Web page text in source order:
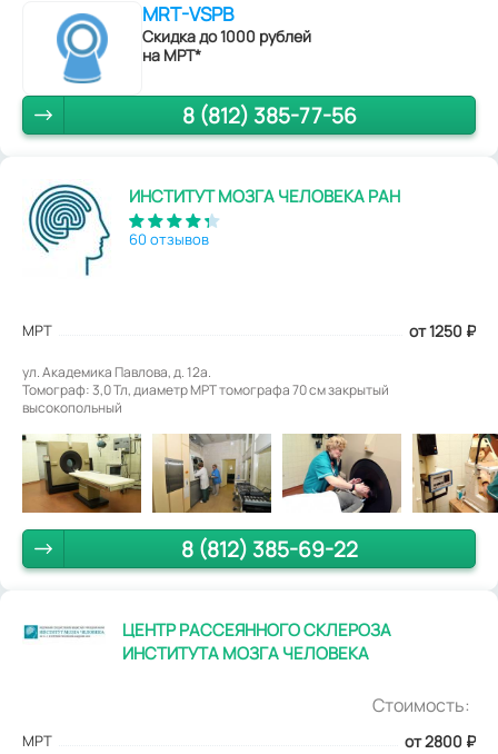
MRT-VSPB
Скидка до 1000 рублей
на МРТ*
8 (812) 385-77-56
ИНСТИТУТ МОЗГА ЧЕЛОВЕКА РАН
60 отзывов
МРТ от 1250 ₽
ул. Академика Павлова, д. 12а.
Томограф: 3,0 Тл, диаметр МРТ томографа 70 см закрытый
высокопольный
8 (812) 385-69-22
ЦЕНТР РАССЕЯННОГО СКЛЕРОЗА
ИНСТИТУТА МОЗГА ЧЕЛОВЕКА
Стоимость:
МРТ от 2800 ₽